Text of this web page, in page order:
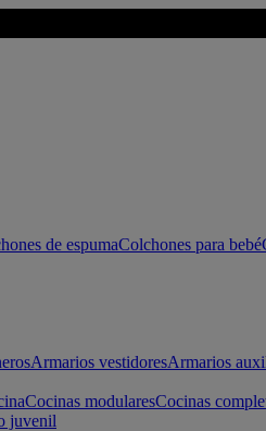
de espumaColchones para bebé
Armarios vestidoresArmarios
Cocinas modularesCocinas
juvenil